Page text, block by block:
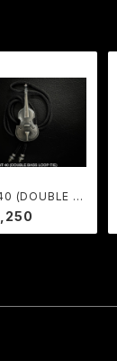
(DOUBLE B
TIE)